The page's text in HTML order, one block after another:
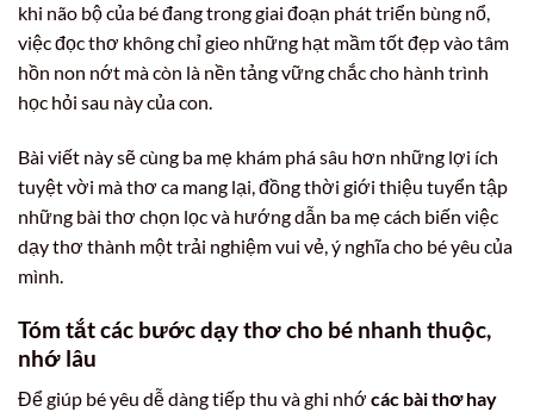
khi não bộ của bé đang trong giai đoạn phát triển bùng nổ,
việc đọc thơ không chỉ gieo những hạt mầm tốt đẹp vào tâm
hồn non nớt mà còn là nền tảng vững chắc cho hành trình
học hỏi sau này của con.
Bài viết này sẽ cùng ba mẹ khám phá sâu hơn những lợi ích
tuyệt vời mà thơ ca mang lại, đồng thời giới thiệu tuyển tập
những bài thơ chọn lọc và hướng dẫn ba mẹ cách biến việc
dạy thơ thành một trải nghiệm vui vẻ, ý nghĩa cho bé yêu của
mình.
Tóm tắt các bước dạy thơ cho bé nhanh thuộc,
nhớ lâu
Để giúp bé yêu dễ dàng tiếp thu và ghi nhớ các bài thơ hay